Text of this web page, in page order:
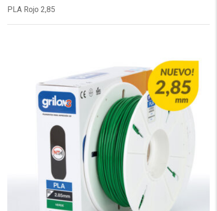
PLA Rojo 2,85